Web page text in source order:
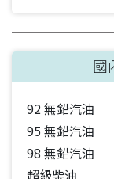
國
92 無鉛汽油
95 無鉛汽油
98 無鉛汽油
超級柴油